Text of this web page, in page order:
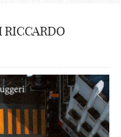
RICCARDO